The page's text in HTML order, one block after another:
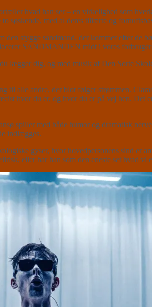
hvad han ser – en virkelighed som
søskende, med al deres tillærte og
stygge sandmand, der kommer efter de
SANDMANDEN midt i vores
lægger dig, og med musik af Den Sorte
til alle andre, der blot følger strømmen.
hvor du er, og hvor du er på vej hen.
spiller med både humor og dramatisk
indlægges.
gyser, hvor hovedpersonens sind er
eller har han som den eneste set hvad vi